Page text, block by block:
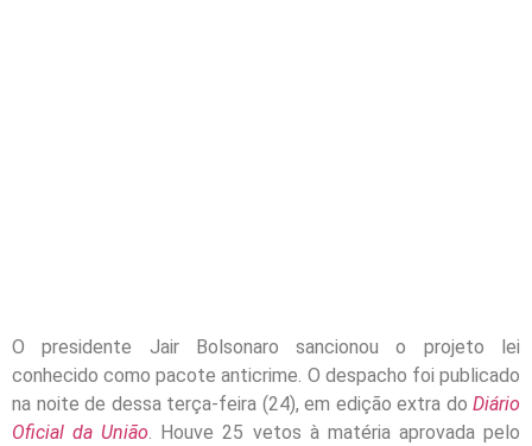
O presidente Jair Bolsonaro sancionou o projeto lei
conhecido como pacote anticrime. O despacho foi publicado
na noite de dessa terça-feira (24), em edição extra do Diário
Oficial da União. Houve 25 vetos à matéria aprovada pelo